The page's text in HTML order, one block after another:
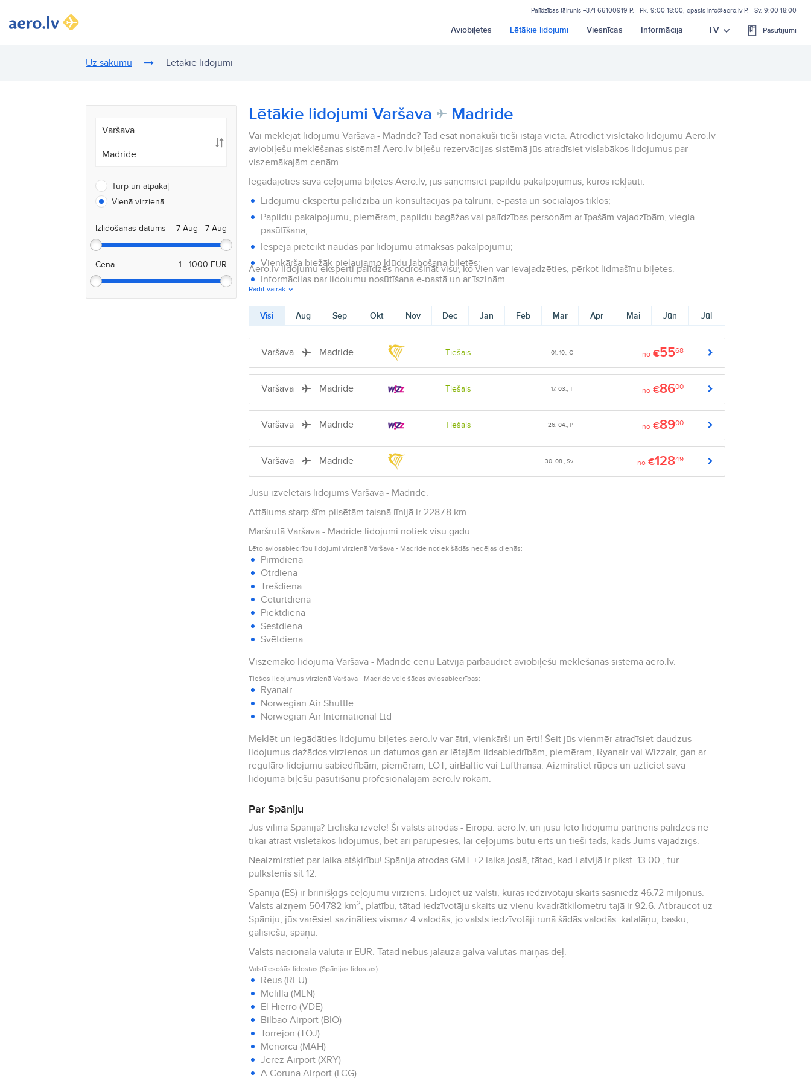
Palīdzības tālrunis +371 66100919 P. - Pk. 9:00-18:00, epasts info@aero.lv P. - Sv. 9:00-18:00
Aviobiļetes Lētākie lidojumi Viesnīcas Informācija LV Pasūtījumi
Uz sākumu Lētākie lidojumi
Turp un atpakaļ
Vienā virzienā
Izlidošanas datums
Cena
Lētākie lidojumi Varšava Madride
Vai meklējat lidojumu Varšava - Madride? Tad esat nonākuši tieši īstajā vietā. Atrodiet vislētāko lidojumu Aero.lv
aviobiļešu meklēšanas sistēmā! Aero.lv biļešu rezervācijas sistēmā jūs atradīsiet vislabākos lidojumus par
viszemākajām cenām.
Iegādājoties sava ceļojuma biļetes Aero.lv, jūs saņemsiet papildu pakalpojumus, kuros iekļauti:
Lidojumu ekspertu palīdzība un konsultācijas pa tālruni, e-pastā un sociālajos tīklos;
Papildu pakalpojumu, piemēram, papildu bagāžas vai palīdzības personām ar īpašām vajadzībām, viegla
pasūtīšana;
Iespēja pieteikt naudas par lidojumu atmaksas pakalpojumu;
Vienkārša biežāk pieļaujamo kļūdu labošana biļetēs;
Informācijas par lidojumu nosūtīšana e-pastā un ar īsziņām.
Aero.lv lidojumu eksperti palīdzēs nodrošināt visu, ko vien var ievajadzēties, pērkot lidmašīnu biļetes.
Rādīt vairāk
Visi Aug Sep Okt Nov Dec Jan Feb Mar Apr Mai Jūn Jūl
Varšava Madride Tiešais 01. 10., C no €5568
Varšava Madride Tiešais 17. 03., T no €8600
Varšava Madride Tiešais 26. 04., P no €8900
Varšava Madride 30. 08., Sv no €12849
Jūsu izvēlētais lidojums Varšava - Madride.
Attālums starp šīm pilsētām taisnā līnijā ir 2287.8 km.
Maršrutā Varšava - Madride lidojumi notiek visu gadu.
Lēto aviosabiedrību lidojumi virzienā Varšava - Madride notiek šādās nedēļas dienās:
Pirmdiena
Otrdiena
Trešdiena
Ceturtdiena
Piektdiena
Sestdiena
Svētdiena
Viszemāko lidojuma Varšava - Madride cenu Latvijā pārbaudiet aviobiļešu meklēšanas sistēmā aero.lv.
Tiešos lidojumus virzienā Varšava - Madride veic šādas aviosabiedrības:
Ryanair
Norwegian Air Shuttle
Norwegian Air International Ltd
Meklēt un iegādāties lidojumu biļetes aero.lv var ātri, vienkārši un ērti! Šeit jūs vienmēr atradīsiet daudzus
lidojumus dažādos virzienos un datumos gan ar lētajām lidsabiedrībām, piemēram, Ryanair vai Wizzair, gan ar
regulāro lidojumu sabiedrībām, piemēram, LOT, airBaltic vai Lufthansa. Aizmirstiet rūpes un uzticiet sava
lidojuma biļešu pasūtīšanu profesionālajām aero.lv rokām.
Par Spāniju
Jūs vilina Spānija? Lieliska izvēle! Šī valsts atrodas - Eiropā. aero.lv, un jūsu lēto lidojumu partneris palīdzēs ne
tikai atrast vislētākos lidojumus, bet arī parūpēsies, lai ceļojums būtu ērts un tieši tāds, kāds Jums vajadzīgs.
Neaizmirstiet par laika atšķirību! Spānija atrodas GMT +2 laika joslā, tātad, kad Latvijā ir plkst. 13.00., tur
pulkstenis sit 12.
Spānija (ES) ir brīnišķīgs ceļojumu virziens. Lidojiet uz valsti, kuras iedzīvotāju skaits sasniedz 46.72 miljonus.
Valsts aizņem 504782 km2, platību, tātad iedzīvotāju skaits uz vienu kvadrātkilometru tajā ir 92.6. Atbraucot uz
Spāniju, jūs varēsiet sazināties vismaz 4 valodās, jo valsts iedzīvotāji runā šādās valodās: katalāņu, basku,
galisiešu, spāņu.
Valsts nacionālā valūta ir EUR. Tātad nebūs jālauza galva valūtas maiņas dēļ.
Valstī esošās lidostas (Spānijas lidostas):
Reus (REU)
Melilla (MLN)
El Hierro (VDE)
Bilbao Airport (BIO)
Torrejon (TOJ)
Menorca (MAH)
Jerez Airport (XRY)
A Coruna Airport (LCG)